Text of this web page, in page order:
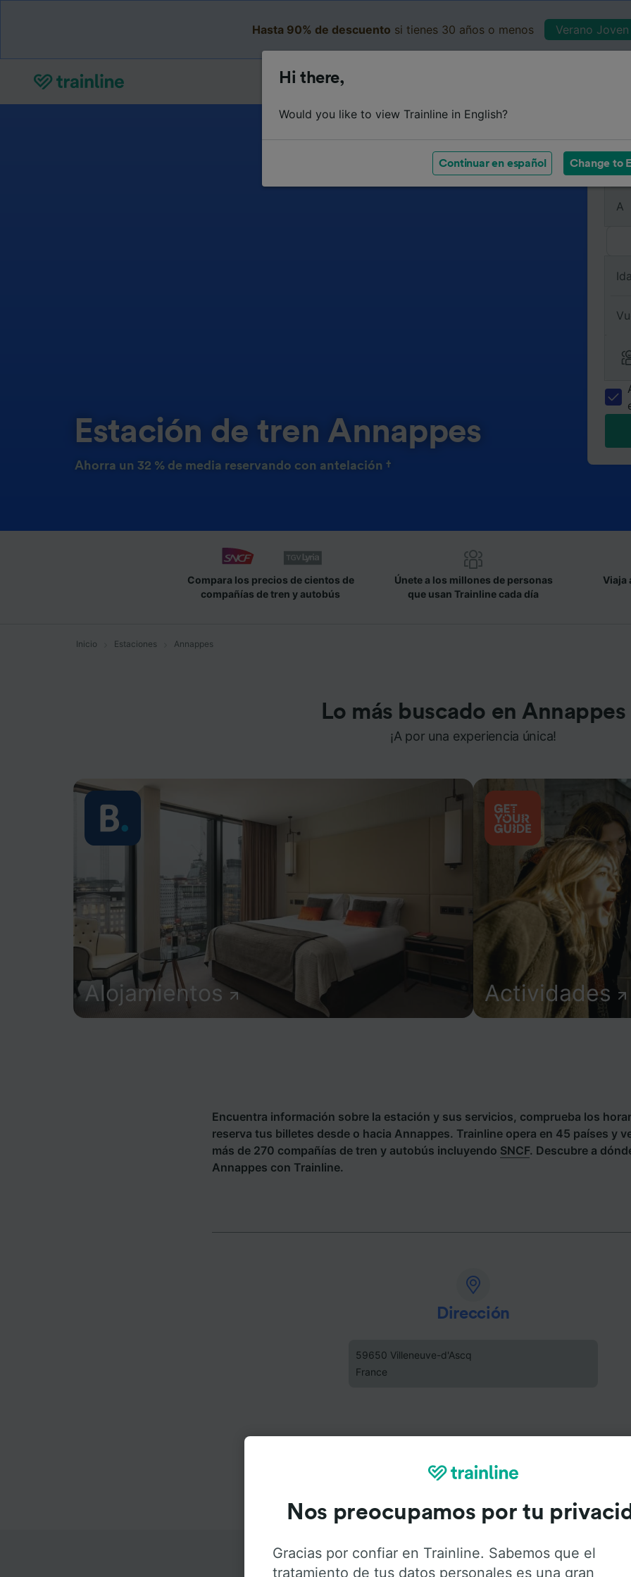
Hasta 90% de descuento si tienes 30 años o menos Verano
Estación de tren Annappes
Ahorra un 32 % de media reservando con antelación †
De
A
Compara los precios de cientos de
compañías de tren y autobús
Únete a los millones de personas
que usan Trainline cada día
Viaja
Inicio Estaciones Annappes
Lo más buscado en Annappes
¡A por una experiencia única!
Alojamientos Actividades
Encuentra información sobre la estación y sus servicios, comprueba los
reserva tus billetes desde o hacia Annappes. Trainline opera en 45 países y
más de 270 compañías de tren y autobús incluyendo SNCF. Descubre a
Annappes con Trainline.
Dirección
59650 Villeneuve-d'Ascq
France
Hi there,
Would you like to view Trainline in English?
Continuar en español Change to
Nos preocupamos por tu
Gracias por confiar en Trainline. Sabemos que el
tratamiento de tus datos personales es una gran